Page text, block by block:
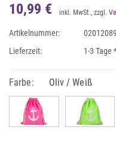
10,99 € inkl. MwSt., zzgl.
Artikelnummer:
Lieferzeit:
1-3 Tage
Farbe: Oliv / Weiß